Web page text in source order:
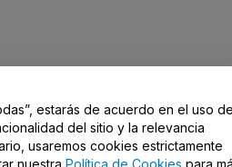
Contacto
estarás de acuerdo en el uso
del sitio y la relevancia
usaremos cookies estrictamente
nuestra Política de Cookies para